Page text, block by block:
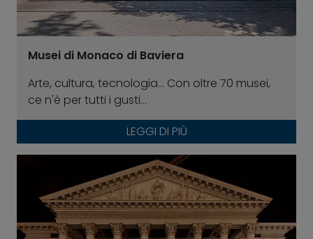
Musei di Monaco di Baviera
Arte, cultura, tecnologia... Con oltre 70 musei,
ce n'è per tutti i gusti...
LEGGI DI PIÙ